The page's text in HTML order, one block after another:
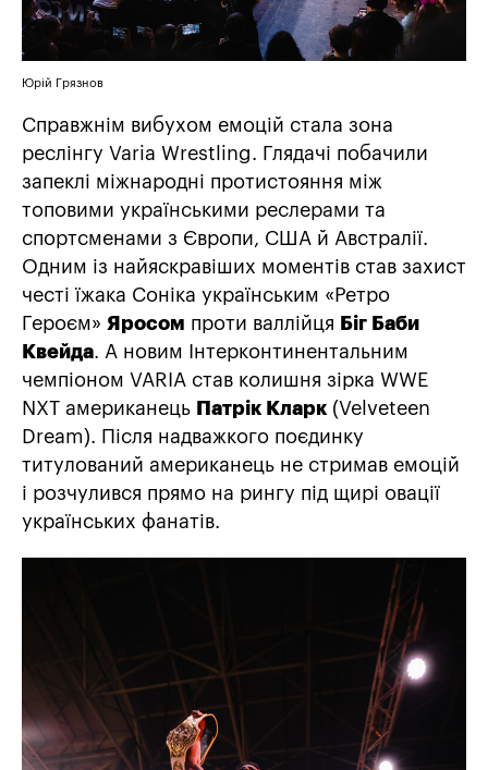
Юрій Грязнов
Справжнім вибухом емоцій стала зона
реслінгу Varia Wrestling. Глядачі побачили
запеклі міжнародні протистояння між
топовими українськими реслерами та
спортсменами з Європи, США й Австралії.
Одним із найяскравіших моментів став захист
честі їжака Соніка українським «Ретро
Героєм» Яросом проти валлійця
Біг Баби
Квейда. А новим Інтерконтинентальним
чемпіоном VARIA став колишня зірка WWE
NXT американець Патрік Кларк (Velveteen
Dream). Після надважкого поєдинку
титулований американець не стримав емоцій
і розчулився прямо на рингу під щирі овації
українських фанатів.